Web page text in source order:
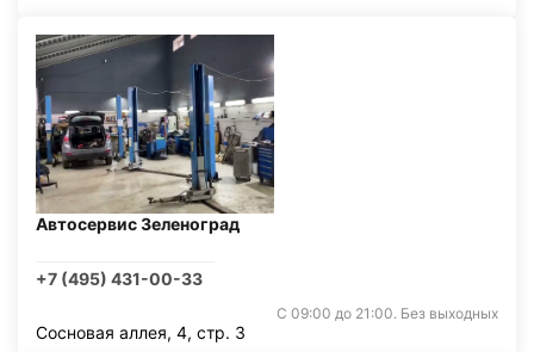
Автосервис Зеленоград
+7 (495) 431-00-33
С 09:00 до 21:00. Без выходных
Сосновая аллея, 4, стр. 3